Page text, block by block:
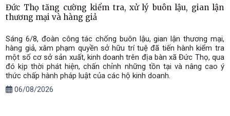
Đức Thọ tăng cường kiểm tra, xử lý buôn lậu, gian lận
thương mại và hàng giả
Sáng 6/8, đoàn công tác chống buôn lậu, gian lận thương mại,
hàng giả, xâm phạm quyền sở hữu trí tuệ đã tiến hành kiểm tra
một số cơ sở sản xuất, kinh doanh trên địa bàn xã Đức Thọ, qua
đó kịp thời phát hiện, chấn chỉnh những tồn tại và nâng cao ý
thức chấp hành pháp luật của các hộ kinh doanh.
06/08/2026